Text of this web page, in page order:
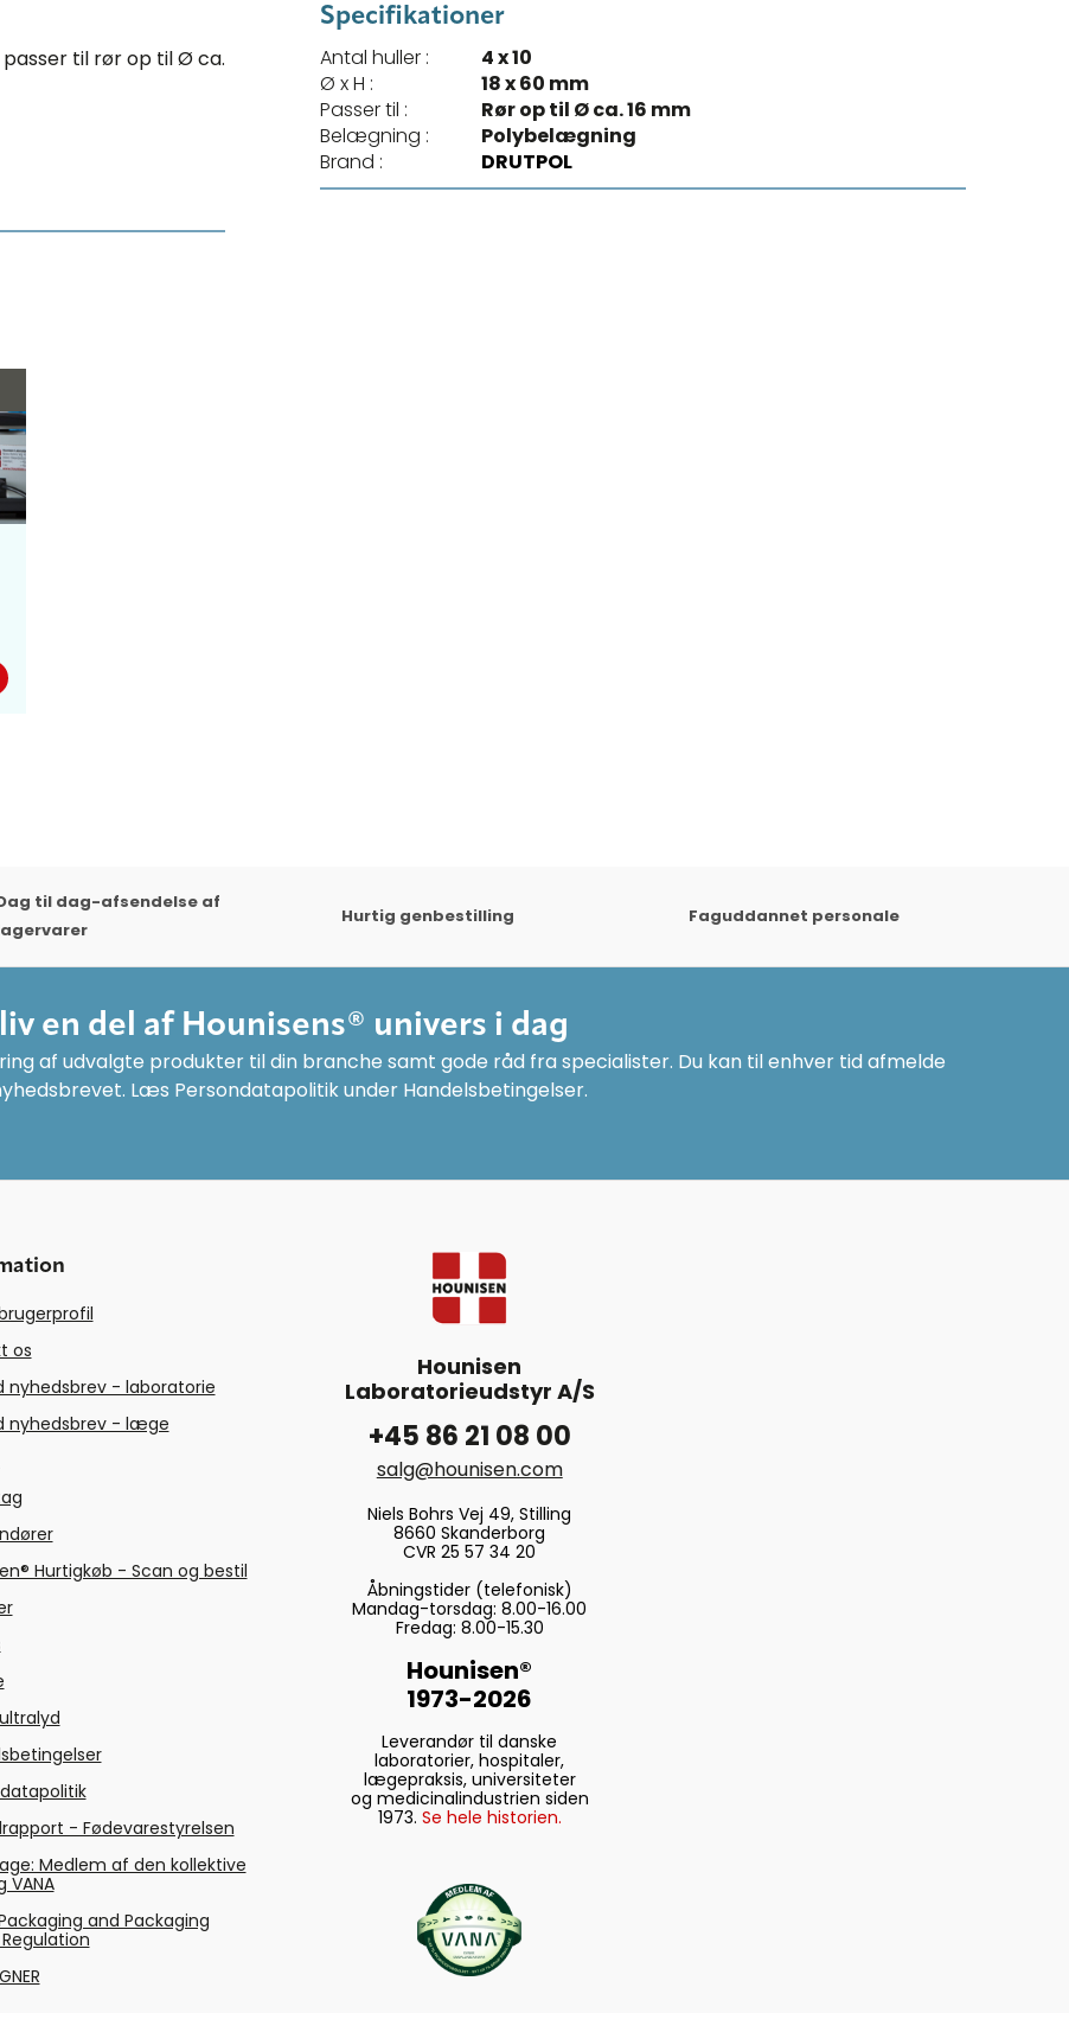
til rør op til Ø ca.
Specifikationer
Antal huller :
4 x 10
Ø x H :
18 x 60 mm
Passer til :
Rør op til Ø ca. 16 mm
Belægning :
Polybelægning
Brand :
DRUTPOL
til dag-afsendelse af
Hurtig genbestilling Faguddannet personale
en del af Hounisens® univers i dag
af udvalgte produkter til din branche samt gode råd fra specialister. Du kan til enhver tid afmelde
Læs Persondatapolitik under Handelsbetingelser.
os
nyhedsbrev - laboratorie
nyhedsbrev - læge
Hurtigkøb - Scan og bestil
- Fødevarestyrelsen
Medlem af den kollektive
VANA
Packaging and Packaging
Hounisen
Laboratorieudstyr A/S
+45 86 21 08 00
salg@hounisen.com
Niels Bohrs Vej 49, Stilling
8660 Skanderborg
CVR 25 57 34 20
Åbningstider (telefonisk)
Mandag-torsdag: 8.00-16.00
Fredag: 8.00-15.30
Hounisen®
1973-2026
Leverandør til danske
laboratorier, hospitaler,
lægepraksis, universiteter
og medicinalindustrien siden
1973. Se hele historien.